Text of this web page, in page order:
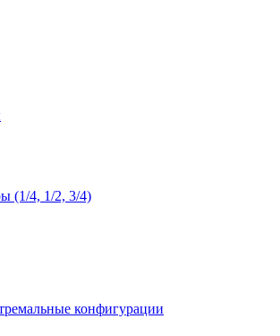
(1/4, 1/2, 3/4)
конфигурации